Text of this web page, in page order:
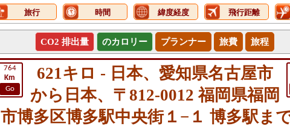
旅行 時間 緯度経度 飛行距離
CO2 排出量 のカロリー プランナー 旅費 旅程
764
Km
Go
621キロ - 日本、愛知県名古屋市
から日本、〒812-0012 福岡県福岡
市博多区博多駅中央街１−１ 博多駅ま